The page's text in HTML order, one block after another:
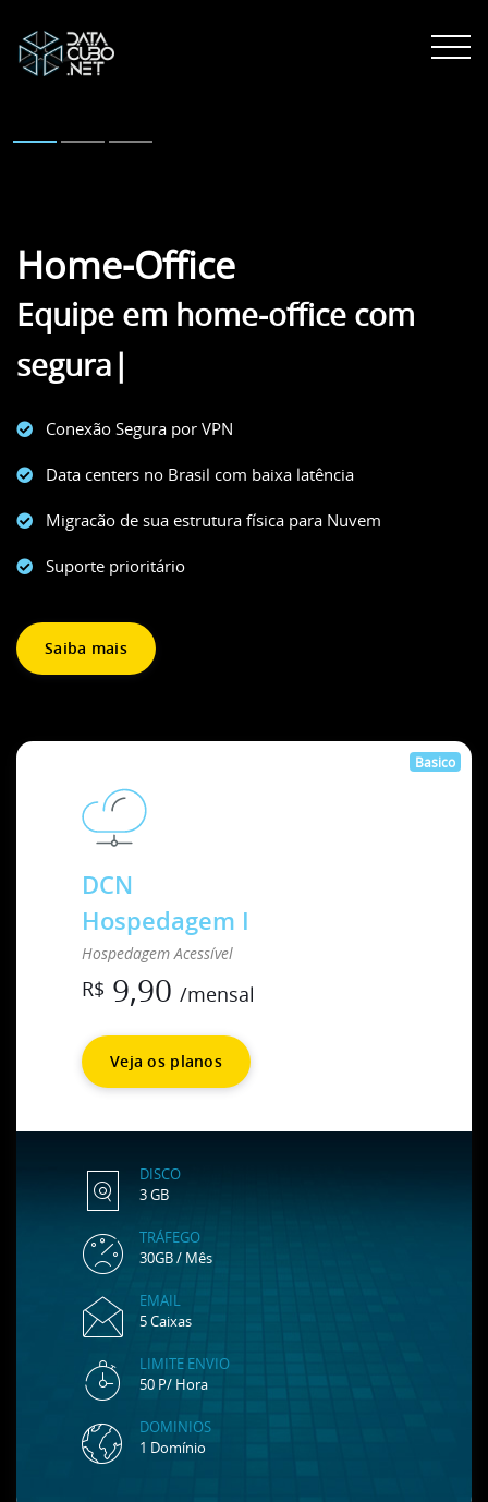
Home-Office
Equipe em home-office com
segurança
Conexão Segura por VPN
Data centers no Brasil com baixa latência
Migracão de sua estrutura física para Nuvem
Suporte prioritário
Saiba mais
Basico
DCN
Hospedagem I
Hospedagem Acessível
R$ 9,90 /mensal
Veja os planos
DISCO
3 GB
TRÁFEGO
30GB / Mês
EMAIL
5 Caixas
LIMITE ENVIO
50 P/ Hora
DOMINIOS
1 Domínio